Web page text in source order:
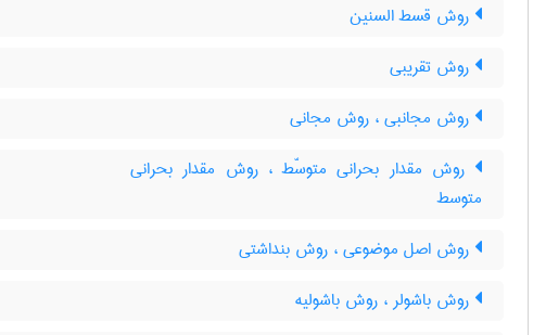
روش قسط السنین
روش تقریبی
روش مجانبی ، روش مجانی
روش مقدار بحرانی متوسّط ، روش مقدار بحرانی
متوسط
روش اصل موضوعی ، روش بنداشتی
روش باشولر ، روش باشولیه